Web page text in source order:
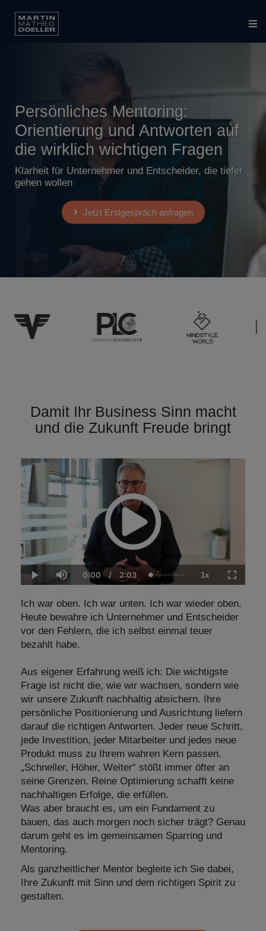
Persönliches Mentoring:
Orientierung und Antworten auf
die wirklich wichtigen Fragen
Klarheit für Unternehmer und Entscheider, die tiefer
gehen wollen
Jetzt Erstgespräch anfragen
Damit Ihr Business Sinn macht
und die Zukunft Freude bringt
Play Mute
Current
Time
0:00 / Duration
2:03 Loaded
2.38%
1xPlayback
Rate
Ich war oben. Ich war unten. Ich war wieder oben.
Heute bewahre ich Unternehmer und Entscheider
vor den Fehlern, die ich selbst einmal teuer
bezahlt habe.
Aus eigener Erfahrung weiß ich: Die wichtigste
Frage ist nicht die, wie wir wachsen, sondern wie
wir unsere Zukunft nachhaltig absichern. Ihre
persönliche Positionierung und Ausrichtung liefern
darauf die richtigen Antworten. Jeder neue Schritt,
jede Investition, jeder Mitarbeiter und jedes neue
Produkt muss zu Ihrem wahren Kern passen.
„Schneller, Höher, Weiter“ stößt immer öfter an
seine Grenzen. Reine Optimierung schafft keine
nachhaltigen Erfolge, die erfüllen.
Was aber braucht es, um ein Fundament zu
bauen, das auch morgen noch sicher trägt? Genau
darum geht es im gemeinsamen Sparring und
Mentoring.
Als ganzheitlicher Mentor begleite ich Sie dabei,
Ihre Zukunft mit Sinn und dem richtigen Spirit zu
gestalten.